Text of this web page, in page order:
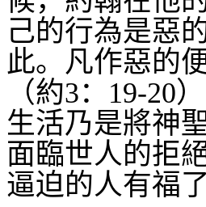
己的行為是惡
此。凡作惡的
（約3： 19-20
生活乃是將神
面臨世人的拒
逼迫的人有福